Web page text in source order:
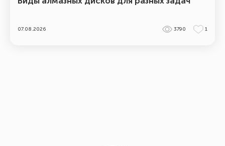
07.08.2026 3790 1